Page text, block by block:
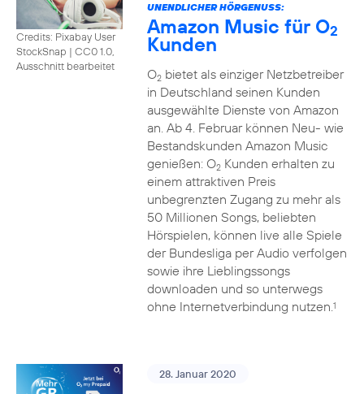
Credits: Pixabay User
StockSnap | CC0 1.0,
Ausschnitt bearbeitet
UNENDLICHER HÖRGENUSS:
Amazon Music für O2
Kunden
O2bietet als einziger Netzbetreiber
in Deutschland seinen Kunden
ausgewählte Dienste von Amazon
an. Ab 4. Februar können Neu- wie
Bestandskunden Amazon Music
genießen: O2Kunden erhalten zu
einem attraktiven Preis
unbegrenzten Zugang zu mehr als
50 Millionen Songs, beliebten
Hörspielen, können live alle Spiele
der Bundesliga per Audio verfolgen
sowie ihre Lieblingssongs
downloaden und so unterwegs
ohne Internetverbindung nutzen.1
28. Januar 2020